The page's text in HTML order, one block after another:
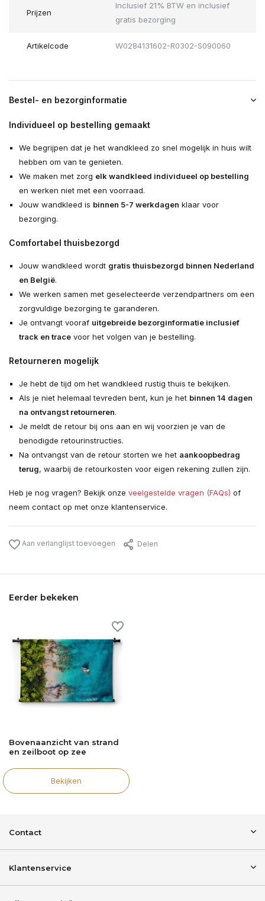
Prijzen
Inclusief 21% BTW en inclusief
gratis bezorging
Artikelcode W0284131602-R0302-S090060
Bestel- en bezorginformatie
Individueel op bestelling gemaakt
We begrijpen dat je het wandkleed zo snel mogelijk in huis wilt
hebben om van te genieten.
We maken met zorg elk wandkleed individueel op bestelling
en werken niet met een voorraad.
Jouw wandkleed is binnen 5-7 werkdagen klaar voor
bezorging.
Comfortabel thuisbezorgd
Jouw wandkleed wordt gratis thuisbezorgd binnen Nederland
en België.
We werken samen met geselecteerde verzendpartners om een
zorgvuldige bezorging te garanderen.
Je ontvangt vooraf uitgebreide bezorginformatie inclusief
track en tracevoor het volgen van je bestelling.
Retourneren mogelijk
Je hebt de tijd om het wandkleed rustig thuis te bekijken.
Als je niet helemaal tevreden bent, kun je het binnen 14 dagen
na ontvangst retourneren.
Je meldt de retour bij ons aan en wij voorzien je van de
benodigde retourinstructies.
Na ontvangst van de retour storten we het aankoopbedrag
terug, waarbij de retourkosten voor eigen rekening zullen zijn.
Heb je nog vragen? Bekijk onze veelgestelde vragen (FAQs) of
neem contact op met onze klantenservice.
Aan verlanglijst toevoegen Delen
Eerder bekeken
Bovenaanzicht van strand
en zeilboot op zee
Bekijken
Contact
Klantenservice